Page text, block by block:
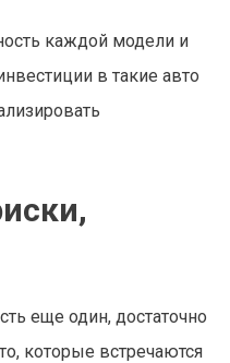
каждой модели и
в такие авто
еще один, достаточно
которые встречаются